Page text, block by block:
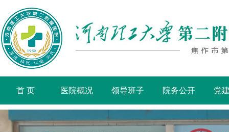
首 页 医院概况 领导班子 院务公开 党